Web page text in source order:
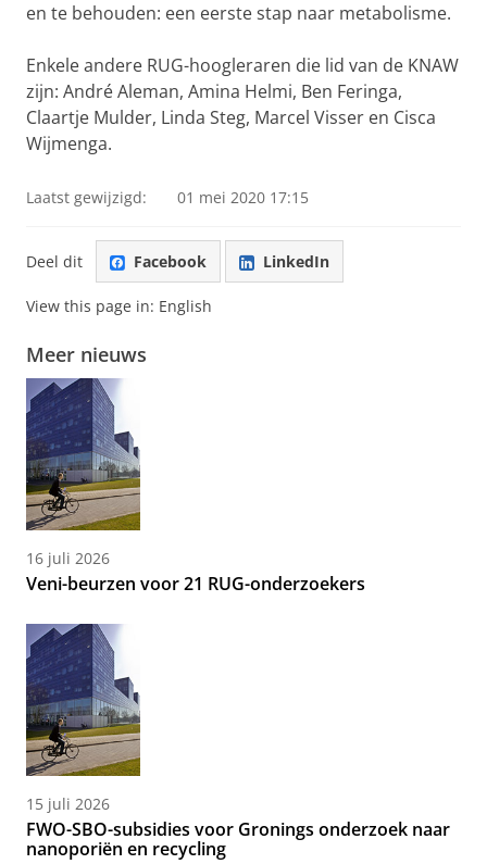
en te behouden: een eerste stap naar metabolisme.
Enkele andere RUG-hoogleraren die lid van de KNAW
zijn: André Aleman, Amina Helmi, Ben Feringa,
Claartje Mulder, Linda Steg, Marcel Visser en Cisca
Wijmenga.
Laatst gewijzigd: 01 mei 2020 17:15
Deel dit Facebook LinkedIn
View this page in: English
Meer nieuws
16 juli 2026
Veni-beurzen voor 21 RUG-onderzoekers
15 juli 2026
FWO-SBO-subsidies voor Gronings onderzoek naar
nanoporiën en recycling